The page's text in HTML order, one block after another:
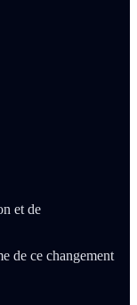
et de
de ce changement